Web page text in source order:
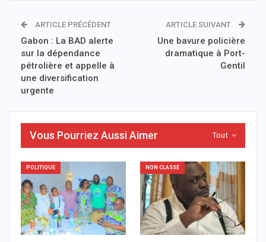
ARTICLE PRÉCÉDENT
Gabon : La BAD alerte
sur la dépendance
pétrolière et appelle à
une diversification
urgente
ARTICLE SUIVANT
Une bavure policière
dramatique à Port-
Gentil
Tout
Vous Pourriez Aussi Aimer
POLITIQUE NON CLASSÉ